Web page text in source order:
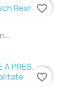
favorite_border
favorite_border